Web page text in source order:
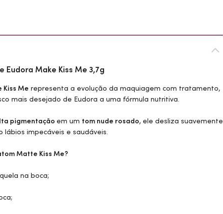
Eudora Make Kiss Me 3,7g
Kiss Me representa a evolução da maquiagem com tratamento,
mais desejado de Eudora a uma fórmula nutritiva.
pigmentação em um tom nude rosado, ele desliza suavemente
lábios impecáveis e saudáveis.
Matte Kiss Me?
na boca;